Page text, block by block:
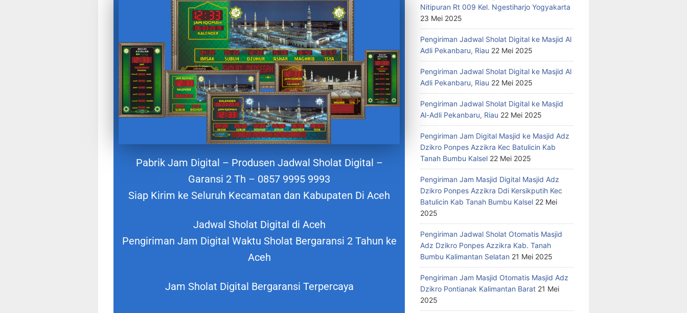
Pabrik Jam Digital – Produsen Jadwal Sholat Digital –
Garansi 2 Th – 0857 9995 9993
Siap Kirim ke Seluruh Kecamatan dan Kabupaten Di Aceh
Jadwal Sholat Digital di Aceh
Pengiriman Jam Digital Waktu Sholat Bergaransi 2 Tahun ke
Aceh
Jam Sholat Digital Bergaransi Terpercaya
Nitipuran Rt 009 Kel. Ngestiharjo Yogyakarta
23 Mei 2025
Pengiriman Jadwal Sholat Digital ke Masjid Al
Adli Pekanbaru, Riau 22 Mei 2025
Pengiriman Jadwal Sholat Digital ke Masjid Al
Adli Pekanbaru, Riau 22 Mei 2025
Pengiriman Jadwal Sholat Digital ke Masjid
Al-Adli Pekanbaru, Riau 22 Mei 2025
Pengiriman Jam Digital Masjid ke Masjid Adz
Dzikro Ponpes Azzikra Kec Batulicin Kab
Tanah Bumbu Kalsel 22 Mei 2025
Pengiriman Jam Masjid Digital Masjid Adz
Dzikro Ponpes Azzikra Ddi Kersikputih Kec
Batulicin Kab Tanah Bumbu Kalsel 22 Mei
2025
Pengiriman Jadwal Sholat Otomatis Masjid
Adz Dzikro Ponpes Azzikra Kab. Tanah
Bumbu Kalimantan Selatan 21 Mei 2025
Pengiriman Jam Masjid Otomatis Masjid Adz
Dzikro Pontianak Kalimantan Barat 21 Mei
2025